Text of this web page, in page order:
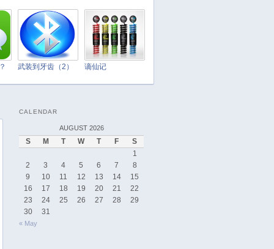
武装到牙齿（2） 谪仙记
CALENDAR
AUGUST 2026
S M T W T F
S
1
2
3 4 5 6 7
8
9
10 11 12 13 14
15
16
17 18 19 20 21
22
23
24 25 26 27 28
29
30
31
« May